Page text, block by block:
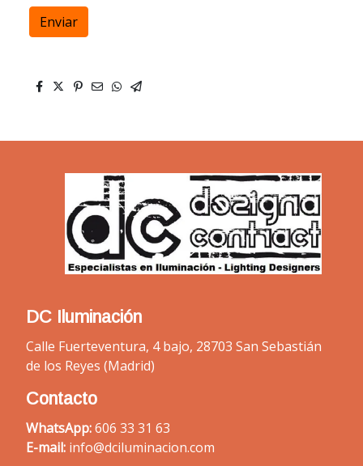
Enviar
DC Iluminación
Calle Fuerteventura, 4 bajo, 28703 San Sebastián
de los Reyes (Madrid)
Contacto
WhatsApp:606 33 31 63
E-mail: info@dciluminacion.com